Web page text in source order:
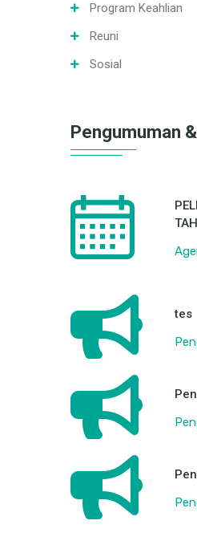
Program Keahlian
Reuni
Sosial
Pengumuman
tes